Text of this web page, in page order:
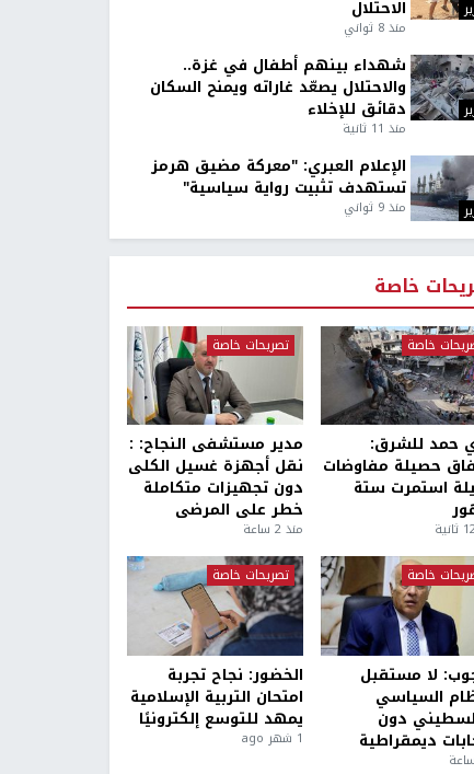
الاحتلال
منذ 8 ثواني
شهداء بينهم أطفال في غزة..
والاحتلال يصعّد غاراته ويمنح السكان
دقائق للإخلاء
منذ 11 ثانية
الإعلام العبري: "معركة مضيق هرمز
تستهدف تثبيت رواية سياسية"
منذ 9 ثواني
خاصة
خاصة
حمد للشرق:
حصيلة مفاوضات
استمرت ستة
تصريحات خاصة
مدير مستشفى النجاح: :
نقل أجهزة غسيل الكلى
دون تجهيزات متكاملة
خطر على المرضى
منذ 2 ساعة
خاصة
لا مستقبل
السياسي
دون
ديمقراطية
تصريحات خاصة
الخضور: نجاح تجربة
امتحان التربية الإسلامية
يمهد للتوسع إلكترونيًا
1 شهر ago